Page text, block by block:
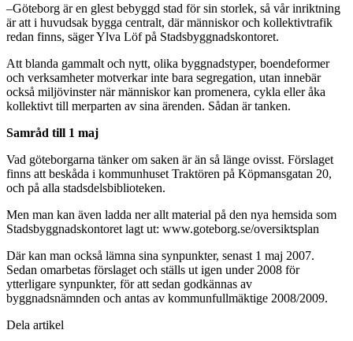
–Göteborg är en glest bebyggd stad för sin storlek, så vår inriktning
är att i huvudsak bygga centralt, där människor och kollektivtrafik
redan finns, säger Ylva Löf på Stadsbyggnadskontoret.
Att blanda gammalt och nytt, olika byggnadstyper, boendeformer
och verksamheter motverkar inte bara segregation, utan innebär
också miljövinster när människor kan promenera, cykla eller åka
kollektivt till merparten av sina ärenden. Sådan är tanken.
Samråd till 1 maj
Vad göteborgarna tänker om saken är än så länge ovisst. Förslaget
finns att beskåda i kommunhuset Traktören på Köpmansgatan 20,
och på alla stadsdelsbiblioteken.
Men man kan även ladda ner allt material på den nya hemsida som
Stadsbyggnadskontoret lagt ut: www.goteborg.se/oversiktsplan
Där kan man också lämna sina synpunkter, senast 1 maj 2007.
Sedan omarbetas förslaget och ställs ut igen under 2008 för
ytterligare synpunkter, för att sedan godkännas av
byggnadsnämnden och antas av kommunfullmäktige 2008/2009.
Dela artikel